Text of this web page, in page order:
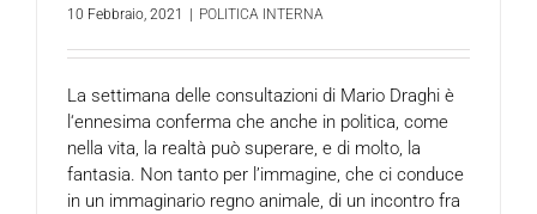
10 Febbraio, 2021 | POLITICA INTERNA
La settimana delle consultazioni di Mario Draghi è
l‘ennesima conferma che anche in politica, come
nella vita, la realtà può superare, e di molto, la
fantasia. Non tanto per l’immagine, che ci conduce
in un immaginario regno animale, di un incontro fra